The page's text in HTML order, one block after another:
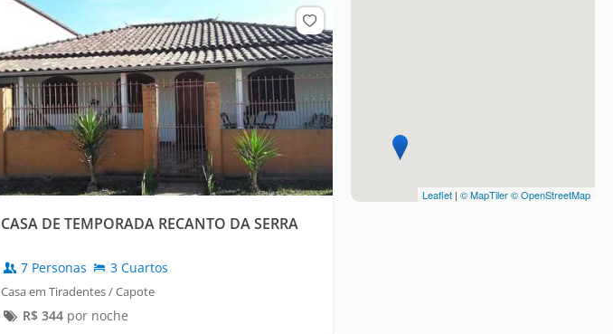
Leaflet | © MapTiler© OpenStreetMap
CASA DE TEMPORADA RECANTO DA SERRA
7 Personas 3 Cuartos
Casa em Tiradentes / Capote
R$ 344por noche